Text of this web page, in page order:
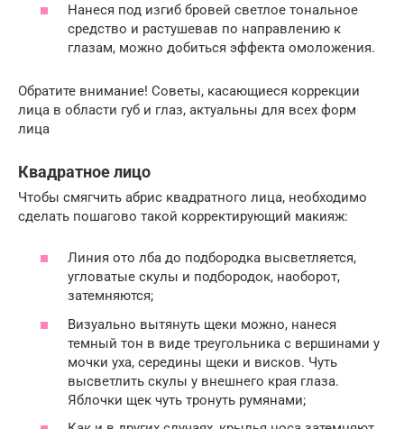
Нанеся под изгиб бровей светлое тональное
средство и растушевав по направлению к
глазам, можно добиться эффекта омоложения.
Обратите внимание! Советы, касающиеся коррекции
лица в области губ и глаз, актуальны для всех форм
лица
Квадратное лицо
Чтобы смягчить абрис квадратного лица, необходимо
сделать пошагово такой корректирующий макияж:
Линия ото лба до подбородка высветляется,
угловатые скулы и подбородок, наоборот,
затемняются;
Визуально вытянуть щеки можно, нанеся
темный тон в виде треугольника с вершинами у
мочки уха, середины щеки и висков. Чуть
высветлить скулы у внешнего края глаза.
Яблочки щек чуть тронуть румянами;